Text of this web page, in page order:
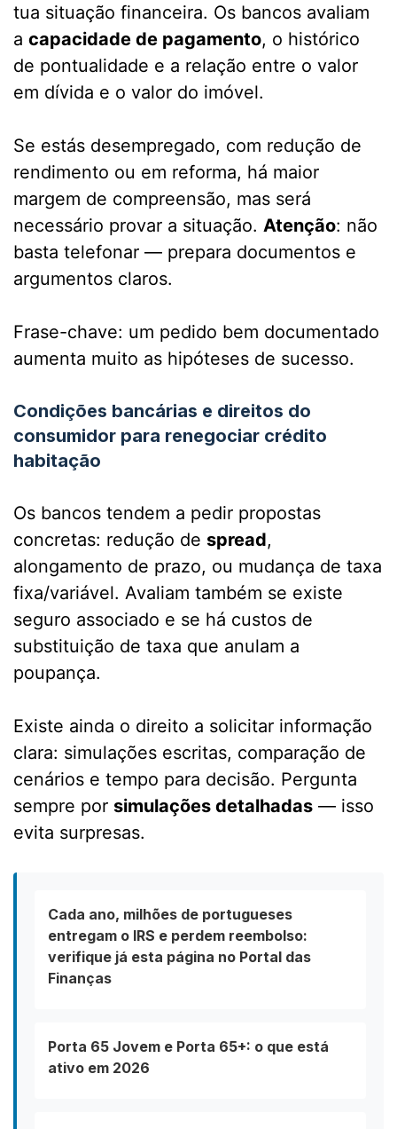
tua situação financeira. Os bancos avaliam
a capacidade de pagamento, o histórico
de pontualidade e a relação entre o valor
em dívida e o valor do imóvel.
Se estás desempregado, com redução de
rendimento ou em reforma, há maior
margem de compreensão, mas será
necessário provar a situação. Atenção: não
basta telefonar — prepara documentos e
argumentos claros.
Frase-chave: um pedido bem documentado
aumenta muito as hipóteses de sucesso.
Condições bancárias e direitos do
consumidor para renegociar crédito
habitação
Os bancos tendem a pedir propostas
concretas: redução de spread,
alongamento de prazo, ou mudança de taxa
fixa/variável. Avaliam também se existe
seguro associado e se há custos de
substituição de taxa que anulam a
poupança.
Existe ainda o direito a solicitar informação
clara: simulações escritas, comparação de
cenários e tempo para decisão. Pergunta
sempre por simulações detalhadas — isso
evita surpresas.
Cada ano, milhões de portugueses
entregam o IRS e perdem reembolso:
verifique já esta página no Portal das
Finanças
Porta 65 Jovem e Porta 65+: o que está
ativo em 2026